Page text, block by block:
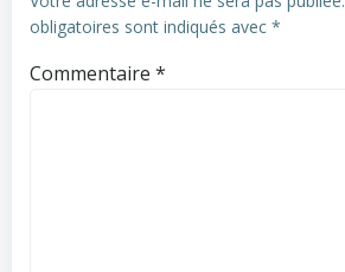
obligatoires sont indiqués avec *
Commentaire *